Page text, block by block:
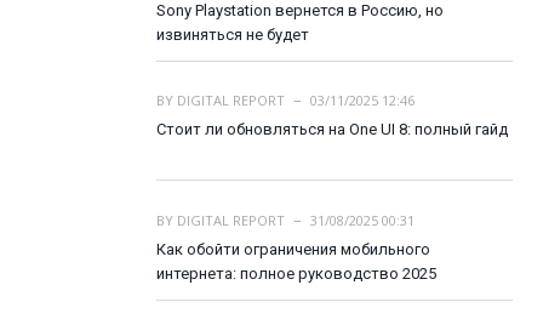
Sony Playstation вернется в Россию, но
извиняться не будет
BY DIGITAL REPORT
03/11/2025 12:46
Стоит ли обновляться на One UI 8: полный гайд
BY DIGITAL REPORT
31/08/2025 00:31
Как обойти ограничения мобильного
интернета: полное руководство 2025